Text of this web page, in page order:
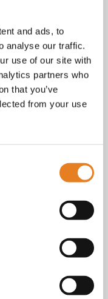
and ads, to
analyse our traffic.
use of our site with
partners who
that you’ve
from your use
6 23227983
. KvK nr.: 18068338.
policy als je benieuwd